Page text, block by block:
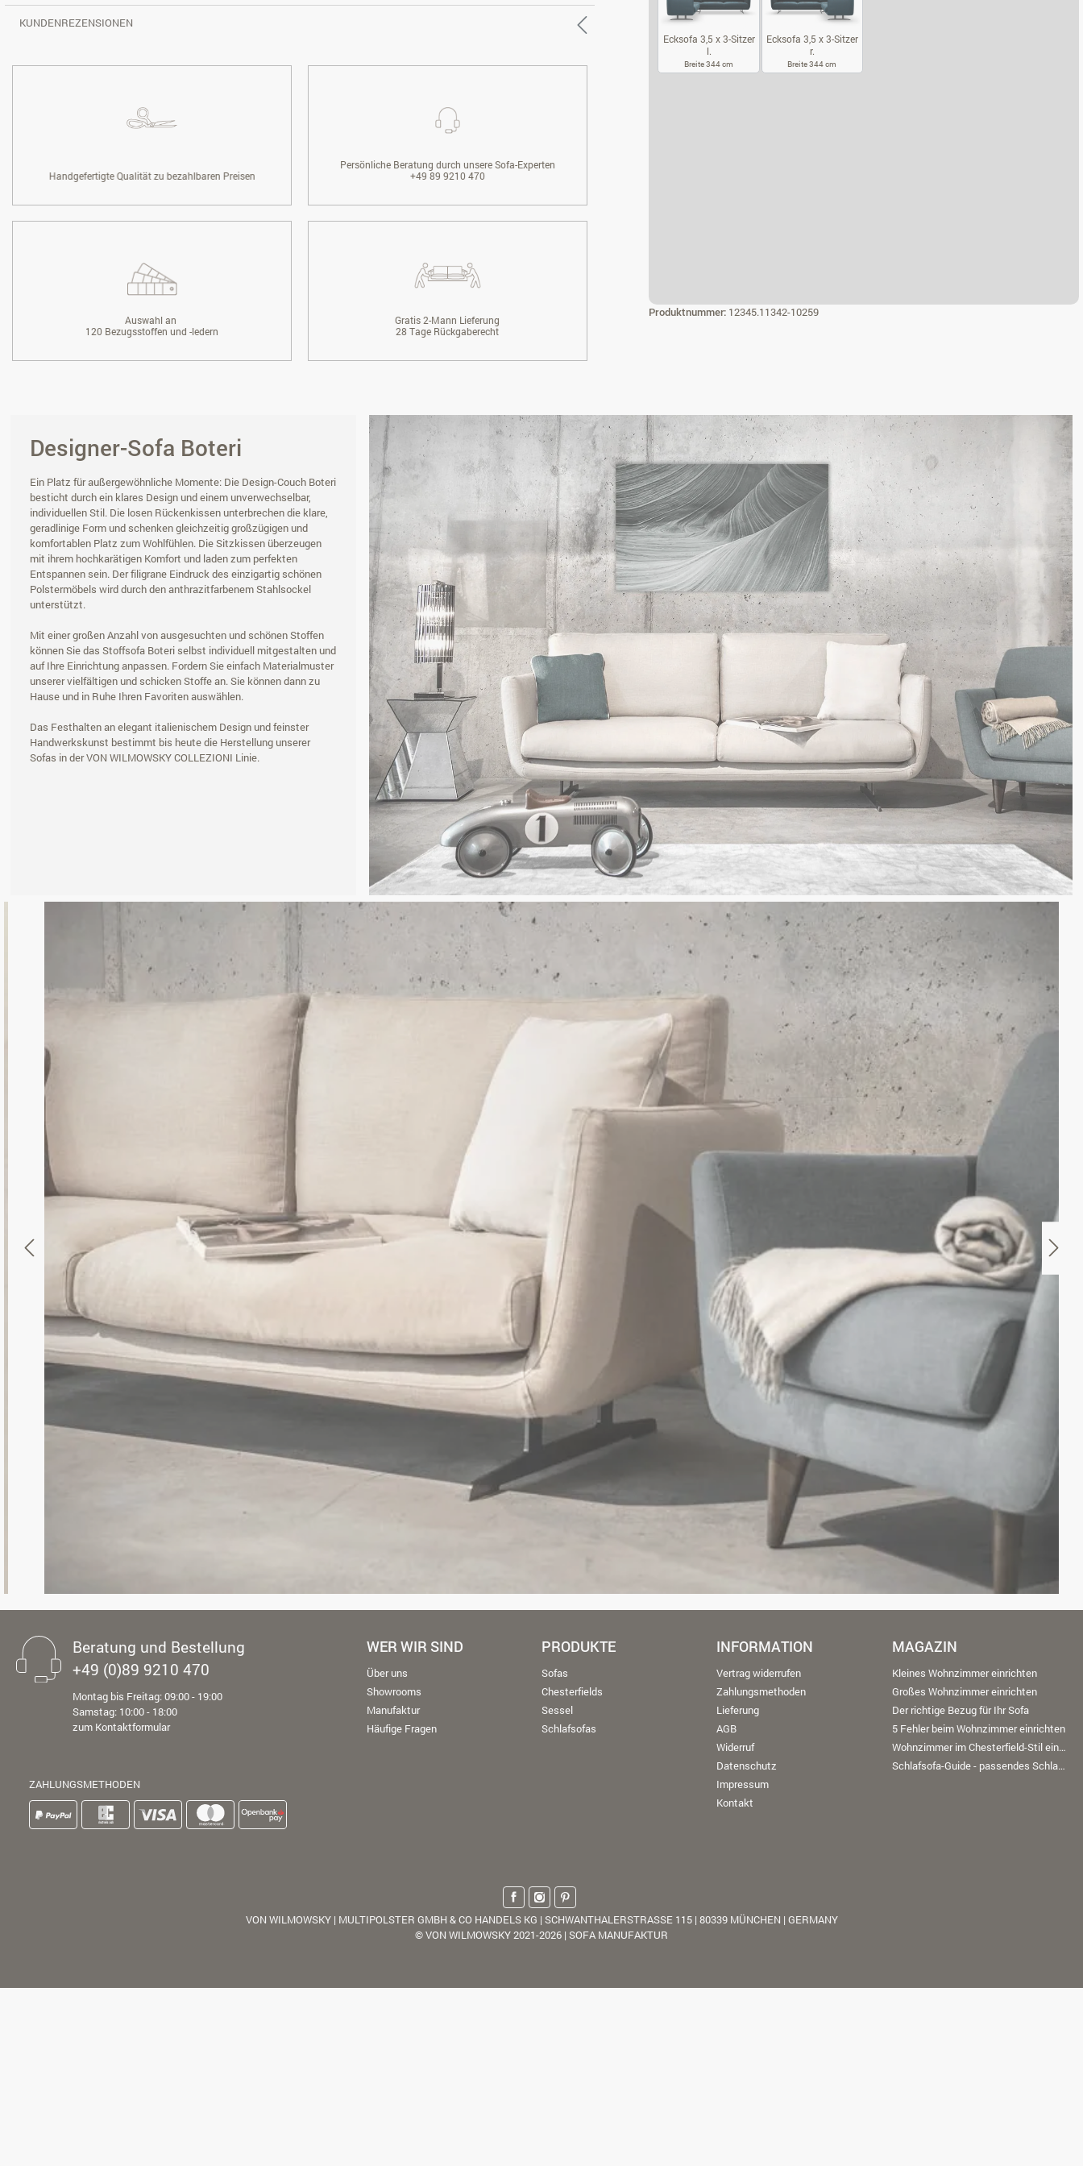
Ecksofa 3,5 x 3-Sitzer
l.
Breite 344 cm
Ecksofa 3,5 x 3-Sitzer
r.
Breite 344 cm
Produktnummer: 12345.11342-10259
KUNDENREZENSIONEN
Handgefertigte Qualität zu bezahlbaren Preisen
Persönliche Beratung durch unsere Sofa-Experten
+49 89 9210 470
Auswahl an
120 Bezugsstoffen und -ledern
Gratis 2-Mann Lieferung
28 Tage Rückgaberecht
Designer-Sofa Boteri
Ein Platz für außergewöhnliche Momente: Die Design-Couch Boteri
besticht durch ein klares Design und einem unverwechselbar,
individuellen Stil. Die losen Rückenkissen unterbrechen die klare,
geradlinige Form und schenken gleichzeitig großzügigen und
komfortablen Platz zum Wohlfühlen. Die Sitzkissen überzeugen
mit ihrem hochkarätigen Komfort und laden zum perfekten
Entspannen sein. Der filigrane Eindruck des einzigartig schönen
Polstermöbels wird durch den anthrazitfarbenem Stahlsockel
unterstützt.
Mit einer großen Anzahl von ausgesuchten und schönen Stoffen
können Sie das Stoffsofa Boteri selbst individuell mitgestalten und
auf Ihre Einrichtung anpassen. Fordern Sie einfach Materialmuster
unserer vielfältigen und schicken Stoffe an. Sie können dann zu
Hause und in Ruhe Ihren Favoriten auswählen.
Das Festhalten an elegant italienischem Design und feinster
Handwerkskunst bestimmt bis heute die Herstellung unserer
Sofas in der VON WILMOWSKY COLLEZIONI Linie.
Beratung und Bestellung
+49 (0)89 9210 470
Montag bis Freitag: 09:00 - 19:00
Samstag: 10:00 - 18:00
zum Kontaktformular
ZAHLUNGSMETHODEN
WER WIR SIND
Über uns
Showrooms
Manufaktur
Häufige Fragen
PRODUKTE
Sofas
Chesterfields
Sessel
Schlafsofas
INFORMATION
Vertrag widerrufen
Zahlungsmethoden
Lieferung
AGB
Widerruf
Datenschutz
Impressum
Kontakt
MAGAZIN
Kleines Wohnzimmer einrichten
Großes Wohnzimmer einrichten
Der richtige Bezug für Ihr Sofa
5 Fehler beim Wohnzimmer einrichten
Wohnzimmer im Chesterfield-Stil einrichten
Schlafsofa-Guide - passendes Schlafsofa finden
VON WILMOWSKY | MULTIPOLSTER GMBH & CO HANDELS KG | SCHWANTHALERSTRASSE 115 | 80339 MÜNCHEN | GERMANY
© VON WILMOWSKY 2021-2026 | SOFA MANUFAKTUR